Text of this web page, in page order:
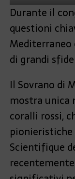
Durante il
questioni
Mediterraneo
di grandi
Il Sovrano di
mostra unica
coralli rossi,
Scientifique